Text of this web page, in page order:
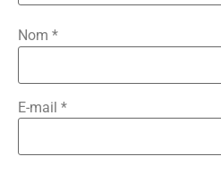
Nom *
E-mail *